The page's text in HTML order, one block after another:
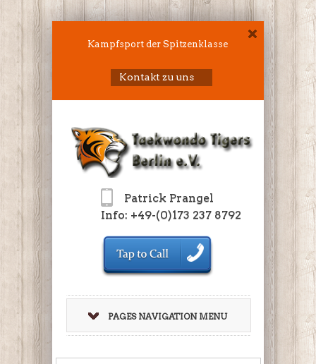
Kampfsport der Spitzenklasse
Kontakt zu uns
Patrick Prangel
Info: +49-(0)173 237 8792
PAGES NAVIGATION MENU